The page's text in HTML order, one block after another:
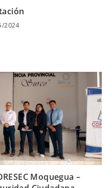
2024
Moquegua –